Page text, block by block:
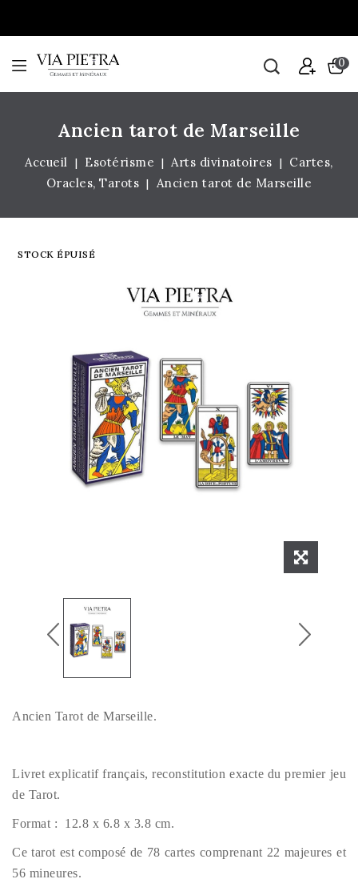
0
Ancien tarot de Marseille
Accueil Esotérisme Arts divinatoires
Cartes,
Oracles, Tarots
Ancien tarot de Marseille
STOCK ÉPUISÉ
Ancien Tarot de Marseille.
Livret explicatif français,reconstitution exacte du premier jeu
de Tarot.
Format : 12.8 x 6.8 x 3.8 cm.
Ce tarot est composé de 78 cartes comprenant 22 majeures et
56 mineures.